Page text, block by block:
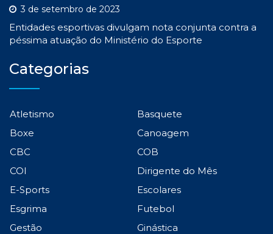
3 de setembro de 2023
Entidades esportivas divulgam nota conjunta contra a
péssima atuação do Ministério do Esporte
Categorias
Atletismo
Basquete
Boxe
Canoagem
CBC
COB
COI
Dirigente do Mês
E-Sports
Escolares
Esgrima
Futebol
Gestão
Ginástica